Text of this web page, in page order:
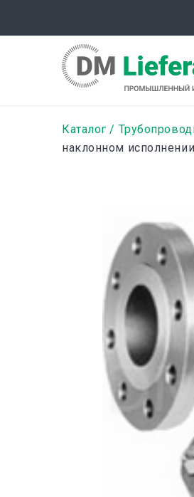
содержанию
Строка
Каталог
наклонном исполнении